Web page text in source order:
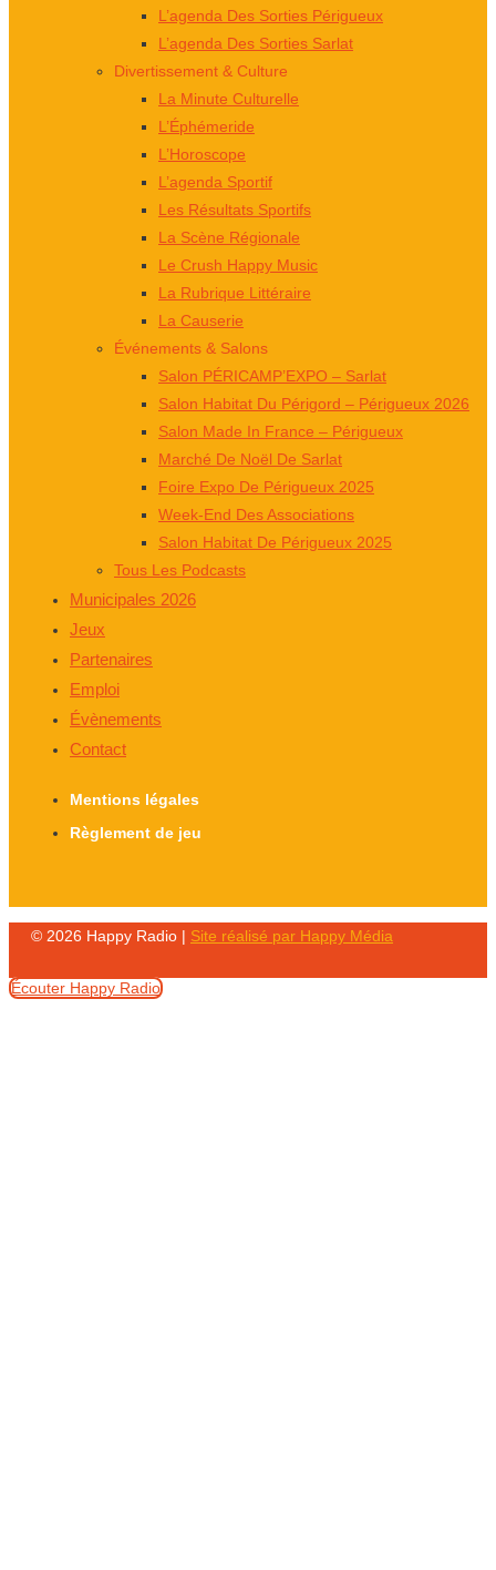
L’agenda Des Sorties Périgueux
L’agenda Des Sorties Sarlat
Divertissement & Culture
La Minute Culturelle
L’Éphémeride
L’Horoscope
L’agenda Sportif
Les Résultats Sportifs
La Scène Régionale
Le Crush Happy Music
La Rubrique Littéraire
La Causerie
Événements & Salons
Salon PÉRICAMP’EXPO – Sarlat
Salon Habitat Du Périgord – Périgueux 2026
Salon Made In France – Périgueux
Marché De Noël De Sarlat
Foire Expo De Périgueux 2025
Week-End Des Associations
Salon Habitat De Périgueux 2025
Tous Les Podcasts
Municipales 2026
Jeux
Partenaires
Emploi
Évènements
Contact
Mentions légales
Règlement de jeu
© 2026 Happy Radio | Site réalisé par Happy Média
Écouter Happy Radio